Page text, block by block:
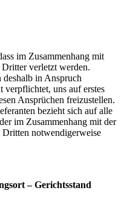
im Zusammenhang mit
verletzt werden.
in Anspruch
verpflichtet, uns auf erstes
Ansprüchen freizustellen.
bezieht sich auf alle
im Zusammenhang mit der
Dritten notwendigerweise
– Gerichtsstand